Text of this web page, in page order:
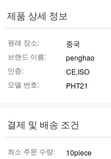
제품 상세 정보
원래 장소:
중국
브랜드 이름:
penghao
인증:
CE,ISO
모델 번호:
PHT21
결제 및 배송 조건
최소 주문 수량:
10piece